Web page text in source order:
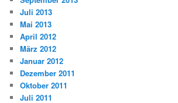
Juli 2013
Mai 2013
April 2012
März 2012
Januar 2012
Dezember 2011
Oktober 2011
Juli 2011